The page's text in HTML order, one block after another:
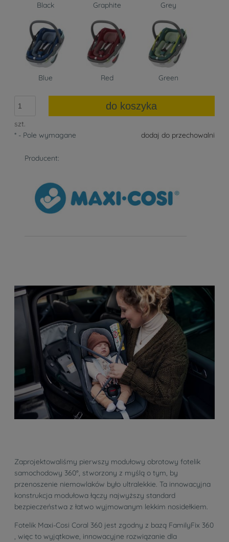
Black Graphite Grey
Blue Red Green
szt.
do koszyka
dodaj do przechowalni
* - Pole wymagane
Producent:
Zaprojektowaliśmy pierwszy modułowy obrotowy fotelik
samochodowy 360°, stworzony z myślą o tym, by
przenoszenie niemowlaków było ultralekkie. Ta innowacyjna
konstrukcja modułowa łączy najwyższy standard
bezpieczeństwa z łatwo wyjmowanym lekkim nosidełkiem.
Fotelik Maxi-Cosi Coral 360 jest zgodny z bazą FamilyFix 360
, więc to wyjątkowe, innowacyjne rozwiązanie dla